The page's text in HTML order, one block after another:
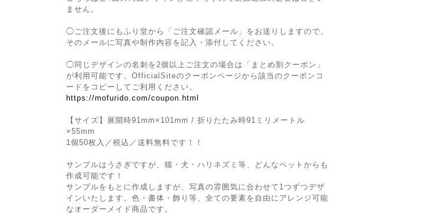
ません。
◯ご注文後にもふり堂から「ご注文確認メール」をお送りしますので、
そのメールに写真や制作内容を記入・添付してください。
◯同じデザインの名刺を2個以上ご注文の場合は「まとめ割クーポン」
が利用可能です。OfficialSiteのクーポンページから該当のクーポンコ
ードをコピーしてご利用ください。
https://mofurido.com/coupon.html
【サイズ】展開時91mm×101mm / 折りたたみ時91ミリメートル
×55mm
1個50枚入／税込／送料無料です！！
サンプルはうさぎですが、猫・犬・ハリネズミ等、どんなペットからも
作成可能です！
サンプルをもとに作成しますが、写真の雰囲気に合わせて1つずつデザ
インいたします。色・書体・飾り等、全ての要素を自由にアレンジ可能
なオーダーメイド商品です。